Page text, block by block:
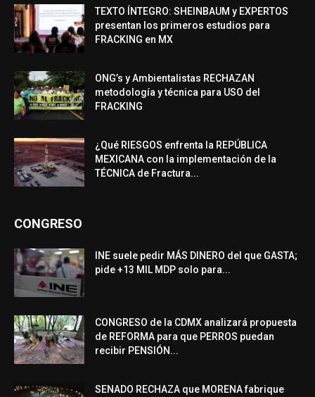
TEXTO ÍNTEGRO: SHEINBAUM y EXPERTOS
presentan los primeros estudios para
FRACKING en MX
ONG’s y Ambientalistas RECHAZAN
metodología y técnica para USO del
FRACKING
¿Qué RIESGOS enfrenta la REPÚBLICA
MEXICANA con la implementación de la
TÉCNICA de Fractura...
CONGRESO
INE suele pedir MÁS DINERO del que GASTA;
pide +13 MIL MDP solo para...
CONGRESO de la CDMX analizará propuesta
de REFORMA para que PERROS puedan
recibir PENSIÓN...
SENADO RECHAZA que MORENA fabrique